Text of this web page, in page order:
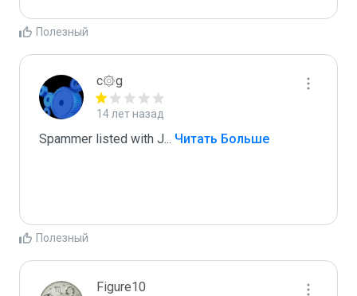
Полезный
c۞g
14 лет назад
Spammer listed with J... Читать Больше
Полезный
Figure10